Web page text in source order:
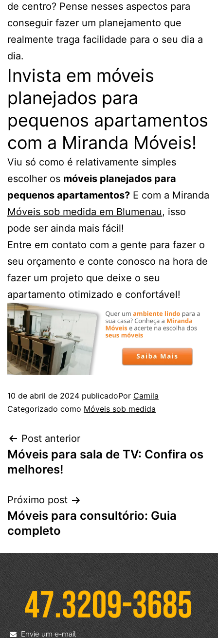
de centro? Pense nesses aspectos para
conseguir fazer um planejamento que
realmente traga facilidade para o seu dia a
dia.
Invista em móveis
planejados para
pequenos apartamentos
com a Miranda Móveis!
Viu só como é relativamente simples
escolher os móveis planejados para
pequenos apartamentos? E com a Miranda
Móveis sob medida em Blumenau, isso
pode ser ainda mais fácil!
Entre em contato com a gente para fazer o
seu orçamento e conte conosco na hora de
fazer um projeto que deixe o seu
apartamento otimizado e confortável!
10 de abril de 2024 publicadoPor Camila
Categorizado como Móveis sob medida
Post anterior
Móveis para sala de TV: Confira os
melhores!
Próximo post
Móveis para consultório: Guia
completo
Envie um e-mail